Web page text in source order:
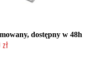
dostępny w 48h